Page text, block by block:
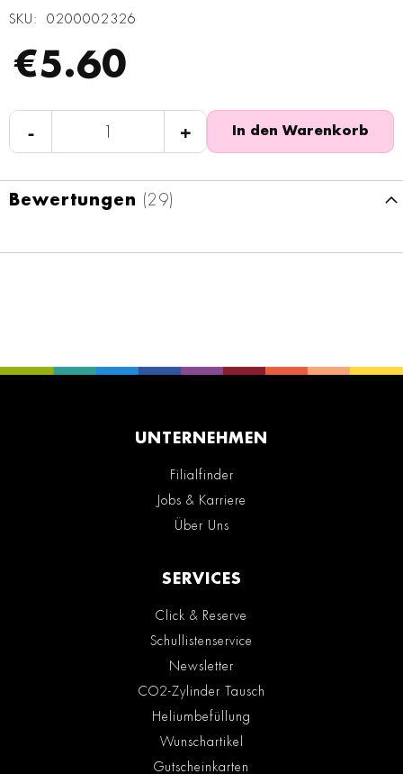
SKU 0200002326
€5.60
- + In den Warenkorb
Bewertungen 29
UNTERNEHMEN
Filialfinder
Jobs & Karriere
Über Uns
SERVICES
Click & Reserve
Schullistenservice
Newsletter
CO2-Zylinder Tausch
Heliumbefüllung
Wunschartikel
Gutscheinkarten